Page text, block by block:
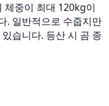
체중이 최대 120kg이
. 일반적으로 수줍지만
습니다. 등산 시 곰 종